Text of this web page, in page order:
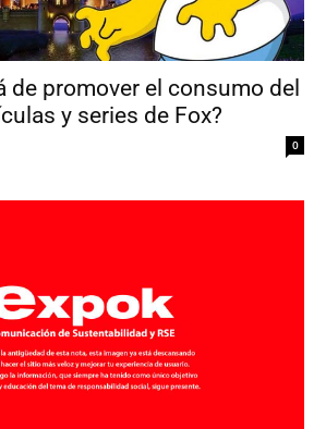
de promover el consumo del
y series de Fox?
0